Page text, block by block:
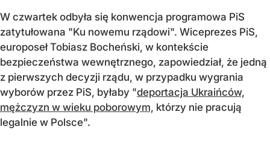
W czwartek odbyła się konwencja programowa PiS
zatytułowana "Ku nowemu rządowi". Wiceprezes PiS,
europoseł Tobiasz Bocheński, w kontekście
bezpieczeństwa wewnętrznego, zapowiedział, że jedną
z pierwszych decyzji rządu, w przypadku wygrania
wyborów przez PiS, byłaby "deportacja Ukraińców,
mężczyzn w wieku poborowym, którzy nie pracują
legalnie w Polsce".